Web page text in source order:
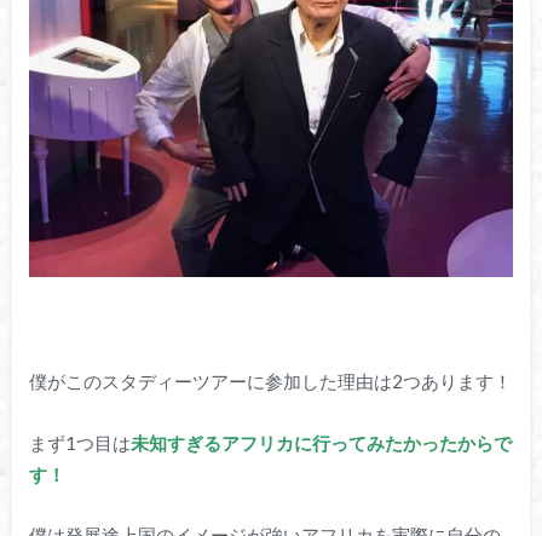
僕がこのスタディーツアーに参加した理由は2つあります！
まず1つ目は未知すぎるアフリカに行ってみたかったからで
す！